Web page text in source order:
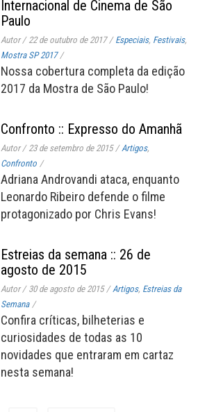
Internacional de Cinema de São
Paulo
Autor/ 22 de outubro de 2017 / Especiais, Festivais,
Mostra SP 2017 /
Nossa cobertura completa da edição
2017 da Mostra de São Paulo!
Confronto :: Expresso do Amanhã
Autor/ 23 de setembro de 2015 / Artigos,
Confronto /
Adriana Androvandi ataca, enquanto
Leonardo Ribeiro defende o filme
protagonizado por Chris Evans!
Estreias da semana :: 26 de
agosto de 2015
Autor/ 30 de agosto de 2015 / Artigos, Estreias da
Semana /
Confira críticas, bilheterias e
curiosidades de todas as 10
novidades que entraram em cartaz
nesta semana!